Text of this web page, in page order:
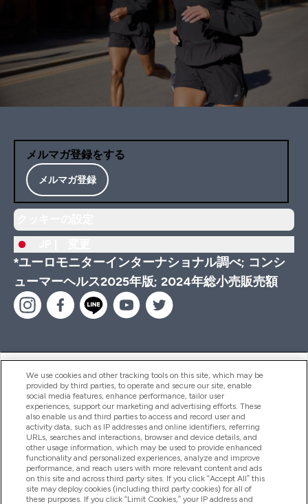
メルマガ登録をする
メルマガ登録
*ユーロモニターインターナショナル調べ; コンシ
ューマーヘルス2025年版; 2024年総小売販売額
ヘルプ＆ガイド
商品について
会社概要
We use cookies and other tracking tools on this site, which may be
provided by third parties, to operate and secure our site, enable
social media features, enhance performance, tailor user
experiences, support our marketing and advertising efforts. These
also enable us and third parties to access and record user and
activity data, such as IP addresses and online identifiers, referring
URLs, searches and interactions, browser and device details, and
other usage information, which may be used to provide enhanced
functionality and personalized experiences, analyze and improve
performance, and reach users with more relevant content and ads
on this site and across third party sites. If you click “Accept All” this
site may deploy cookies (including third party cookies) for all of
these purposes. If you click “Limit Cookies,” your IP address and